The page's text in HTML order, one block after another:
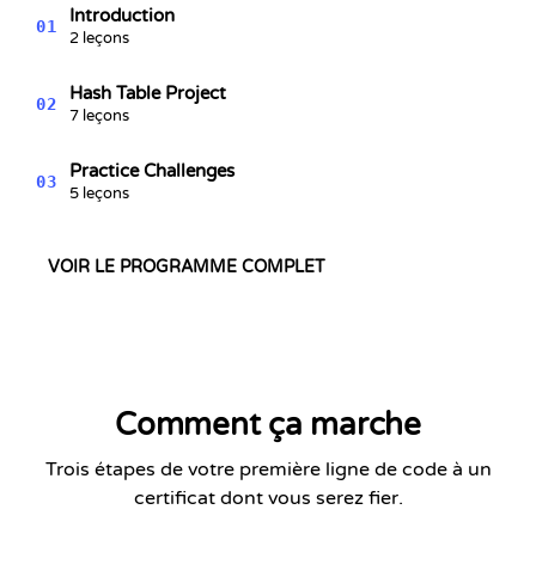
01
Introduction
2 leçons
02
Hash Table Project
7 leçons
03
Practice Challenges
5 leçons
VOIR LE PROGRAMME COMPLET
Comment ça marche
Trois étapes de votre première ligne de code à un
certificat dont vous serez fier.